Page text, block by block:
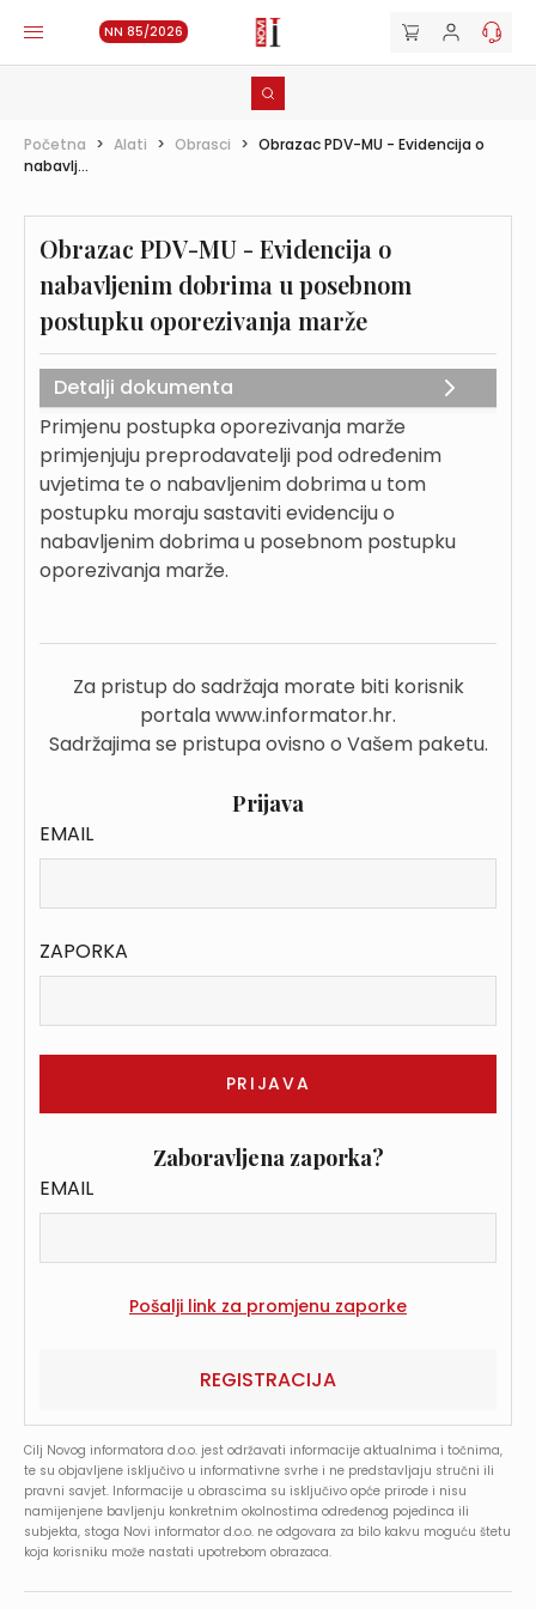
NN 85/2026
Početna > Alati > Obrasci > Obrazac PDV-MU - Evidencija o
nabavlj...
Obrazac PDV-MU - Evidencija o
nabavljenim dobrima u posebnom
postupku oporezivanja marže
Detalji dokumenta
Primjenu postupka oporezivanja marže
primjenjuju preprodavatelji pod određenim
uvjetima te o nabavljenim dobrima u tom
postupku moraju sastaviti evidenciju o
nabavljenim dobrima u posebnom postupku
oporezivanja marže.
Za pristup do sadržaja morate biti korisnik
portala www.informator.hr.
Sadržajima se pristupa ovisno o Vašem paketu.
Prijava
EMAIL
ZAPORKA
Zaboravljena zaporka?
EMAIL
REGISTRACIJA
Cilj Novog informatora d.o.o. jest održavati informacije aktualnima i točnima,
te su objavljene isključivo u informativne svrhe i ne predstavljaju stručni ili
pravni savjet. Informacije u obrascima su isključivo opće prirode i nisu
namijenjene bavljenju konkretnim okolnostima određenog pojedinca ili
subjekta, stoga Novi informator d.o.o. ne odgovara za bilo kakvu moguću štetu
koja korisniku može nastati upotrebom obrazaca.